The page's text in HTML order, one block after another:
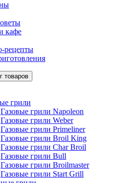
кафе
рецепты
товаров
грили
Газовые грили Napoleon
Газовые грили Weber
Газовые грили Primeliner
Газовые грили Broil King
Газовые грили Char Broil
Газовые грили Bull
Газовые грили Broilmaster
Газовые грили Start Grill